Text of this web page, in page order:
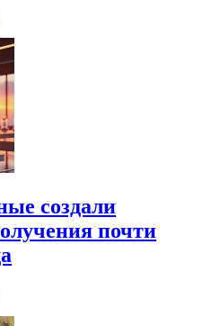
создали
почти